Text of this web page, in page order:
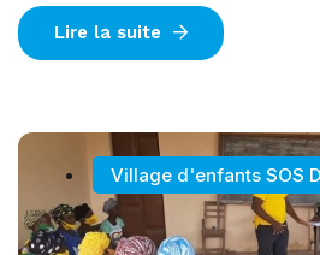
Lire la suite
Village d'enfants SOS